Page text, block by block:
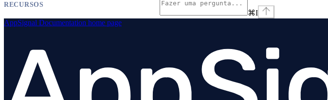
RECURSOS
Visão geral
⌘I
AppSignal Documentation home page